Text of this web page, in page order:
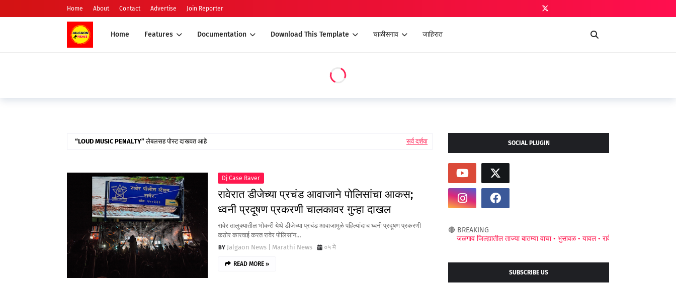
Home About Contact Advertise Join Reporter
Home Features Documentation Download This Template चाळीसगाव जाहिरात
LOUD MUSIC PENALTY लेबलसह पोस्ट दाखवत आहे सर्व दर्शवा
Dj Case Raver
रावेरात डीजेच्या प्रचंड आवाजाने पोलिसांचा आकस;
ध्वनी प्रदूषण प्रकरणी चालकावर गुन्हा दाखल
रावेर तालुक्यातील भोकरी येथे डीजेच्या प्रचंड आवाजामुळे पहिल्यांदाच ध्वनी प्रदूषण प्रकरणी
कठोर कारवाई करत रावेर पोलिसांन…
Jalgaon News | Marathi News
०५ मे
READ MORE »
SOCIAL PLUGIN
🔴 BREAKING
जळगाव जिल्ह्यातील ताज्या बातम्या वाचा •भुसावळ •यावल • रावेर •अमळनेर •
SUBSCRIBE US